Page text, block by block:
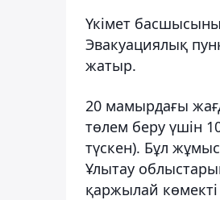
Үкімет
Эвакуациялық
жатыр.
20 мамырдағы
төлем беру үшін
түскен). Бұл
Ұлытау
қаржылай